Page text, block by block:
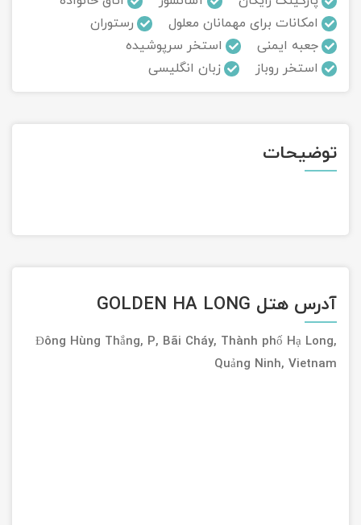
امکانات برای مهمانان معلول
رستوران
جعبه ایمنی
استخر سرپوشیده
استخر روباز
زبان انگلیسی
توضیحات
آدرس هتل GOLDEN HA LONG
Đông Hùng Thắng, P, Bãi Cháy, Thành phố Hạ Long,
Quảng Ninh, Vietnam
تور سوباتان
تور چابهار
تور کاشان
تور آفرود